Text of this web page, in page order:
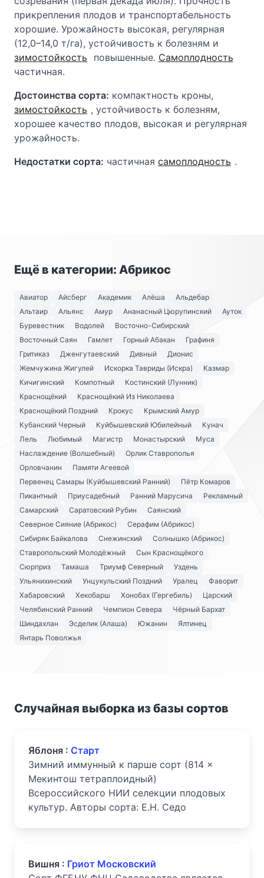
прикрепления плодов и транспортабельность
хорошие. Урожайность высокая, регулярная
(12,0–14,0 т/га), устойчивость к болезням и
зимостойкость
повышенные. Самоплодность
частичная.
Достоинства сорта: компактность кроны,
зимостойкость , устойчивость к болезням,
хорошее качество плодов, высокая и регулярная
урожайность.
Недостатки сорта: частичная самоплодность .
Ещё в категории: Абрикос
Авиатор Айсберг Академик Алёша
Альдебар
Альтаир
Альянс Амур Ананасный Цюрупинский
Ауток
Буревестник
Водолей
Восточно-Сибирский
Восточный Саян
Гамлет Горный Абакан
Графиня
Гритиказ
Дженгутаевский Дивный
Дионис
Жемчужина Жигулей
Искорка Тавриды (Искра)
Казмар
Кичигинский
Компотный
Костинский (Лунник)
Краснощёкий
Краснощёкий Из Николаева
Краснощёкий Поздний
Крокус
Крымский Амур
Кубанский Черный
Куйбышевский Юбилейный
Кунач
Лель
Любимый Магистр Монастырский
Муса
Наслаждение (Волшебный)
Орлик Ставрополья
Орловчанин
Памяти Агеевой
Первенец Самары (Куйбышевский Ранний)
Пётр Комаров
Пикантный
Приусадебный Ранний Марусича
Рекламный
Самарский
Саратовский Рубин
Саянский
Северное Сияние (Абрикос)
Серафим (Абрикос)
Сибиряк Байкалова
Снежинский
Солнышко (Абрикос)
Ставропольский Молодёжный
Сын Краснощёкого
Сюрприз
Тамаша Триумф Северный
Уздень
Ульянихинский
Унцукульский Поздний Уралец
Фаворит
Хабаровский
Хекобарш Хонобах (Гергебиль)
Царский
Челябинский Ранний
Чемпион Севера
Чёрный Бархат
Шиндахлан
Эсделик (Алаша) Южанин
Ялтинец
Янтарь Поволжья
Случайная выборка из базы сортов
Яблоня : Старт
Зимний иммунный к парше сорт (814 ×
Мекинтош тетраплоидный)
Всероссийского НИИ селекции плодовых
культур. Авторы сорта: Е.Н. Седо
Вишня : Гриот Московский